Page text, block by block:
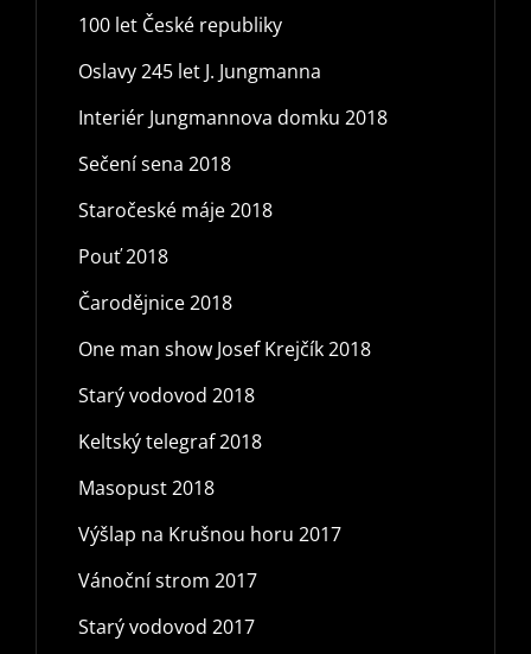
100 let České republiky
Oslavy 245 let J. Jungmanna
Interiér Jungmannova domku 2018
Sečení sena 2018
Staročeské máje 2018
Pouť 2018
Čarodějnice 2018
One man show Josef Krejčík 2018
Starý vodovod 2018
Keltský telegraf 2018
Masopust 2018
Výšlap na Krušnou horu 2017
Vánoční strom 2017
Starý vodovod 2017